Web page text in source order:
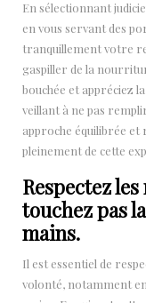
En sélectionnant
en vous servant des
tranquillement votre
gaspiller de la
bouchée et appréciez
veillant à ne pas
approche équilibrée
pleinement de cette
Respectez
touchez pas
mains.
Il est essentiel de
volonté, notamment